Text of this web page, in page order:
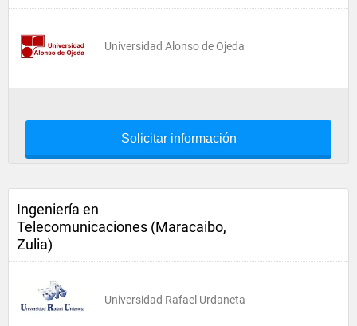
Universidad Alonso de Ojeda
Solicitar información
Ingeniería en
Telecomunicaciones (Maracaibo,
Zulia)
Universidad Rafael Urdaneta